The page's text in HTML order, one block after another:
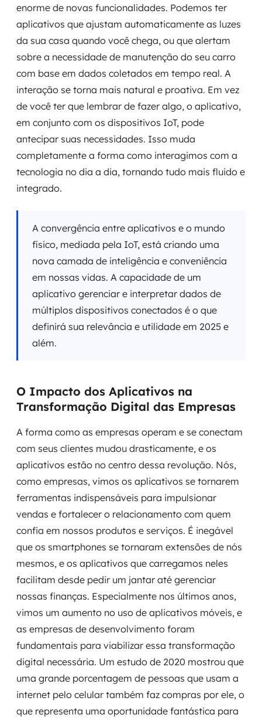
enorme de novas funcionalidades. Podemos ter
aplicativos que ajustam automaticamente as luzes
da sua casa quando você chega, ou que alertam
sobre a necessidade de manutenção do seu carro
com base em dados coletados em tempo real. A
interação se torna mais natural e proativa. Em vez
de você ter que lembrar de fazer algo, o aplicativo,
em conjunto com os dispositivos IoT, pode
antecipar suas necessidades. Isso muda
completamente a forma como interagimos com a
tecnologia no dia a dia, tornando tudo mais fluido e
integrado.
A convergência entre aplicativos e o mundo
físico, mediada pela IoT, está criando uma
nova camada de inteligência e conveniência
em nossas vidas. A capacidade de um
aplicativo gerenciar e interpretar dados de
múltiplos dispositivos conectados é o que
definirá sua relevância e utilidade em 2025 e
além.
O Impacto dos Aplicativos na
Transformação Digital das Empresas
A forma como as empresas operam e se conectam
com seus clientes mudou drasticamente, e os
aplicativos estão no centro dessa revolução. Nós,
como empresas, vimos os aplicativos se tornarem
ferramentas indispensáveis para impulsionar
vendas e fortalecer o relacionamento com quem
confia em nossos produtos e serviços. É inegável
que os smartphones se tornaram extensões de nós
mesmos, e os aplicativos que carregamos neles
facilitam desde pedir um jantar até gerenciar
nossas finanças. Especialmente nos últimos anos,
vimos um aumento no uso de aplicativos móveis, e
as empresas de desenvolvimento foram
fundamentais para viabilizar essa transformação
digital necessária. Um estudo de 2020 mostrou que
uma grande porcentagem de pessoas que usam a
internet pelo celular também faz compras por ele, o
que representa uma oportunidade fantástica para